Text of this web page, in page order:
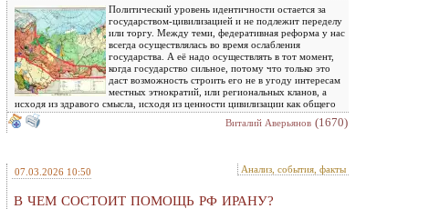
Политический уровень идентичности остается за
государством-цивилизацией и не подлежит переделу
или торгу. Между теми, федеративная реформа у нас
всегда осуществлялась во время ослабления
государства. А её надо осуществлять в тот момент,
когда государство сильное, потому что только это
даст возможность строить его не в угоду интересам
местных этнократий, или региональных кланов, а
исходя из здравого смысла, исходя из ценности цивилизации как общего
Виталий Аверьянов (1670)
07.03.2026 10:50 Анализ, события, факты
В ЧЕМ СОСТОИТ ПОМОЩЬ РФ ИРАНУ?